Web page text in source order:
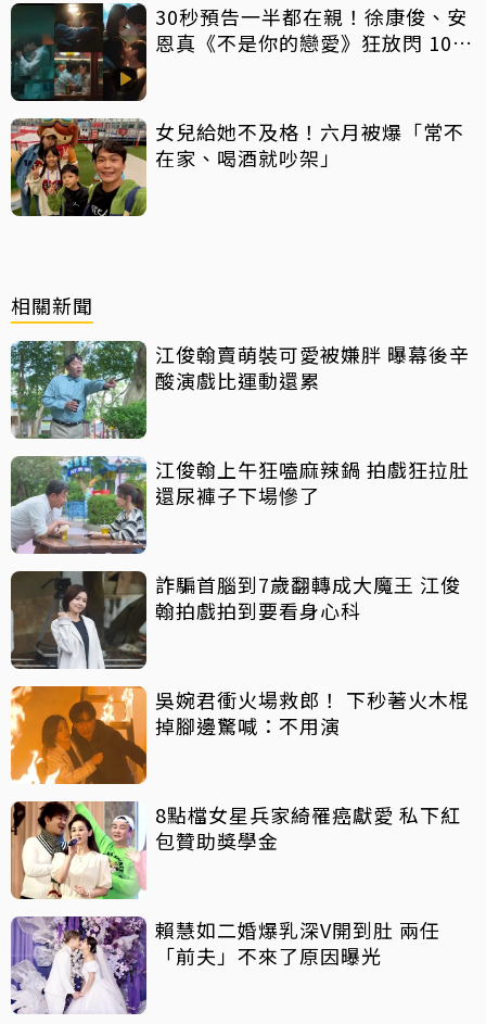
30秒預告一半都在親！徐康俊、安
恩真《不是你的戀愛》狂放閃 10年
女兒給她不及格！六月被爆「常不
在家、喝酒就吵架」
相關新聞
江俊翰賣萌裝可愛被嫌胖 曝幕後辛
酸演戲比運動還累
江俊翰上午狂嗑麻辣鍋 拍戲狂拉肚
還尿褲子下場慘了
詐騙首腦到7歲翻轉成大魔王 江俊
翰拍戲拍到要看身心科
吳婉君衝火場救郎！ 下秒著火木棍
掉腳邊驚喊：不用演
8點檔女星兵家綺罹癌獻愛 私下紅
包贊助獎學金
賴慧如二婚爆乳深V開到肚 兩任
「前夫」不來了原因曝光